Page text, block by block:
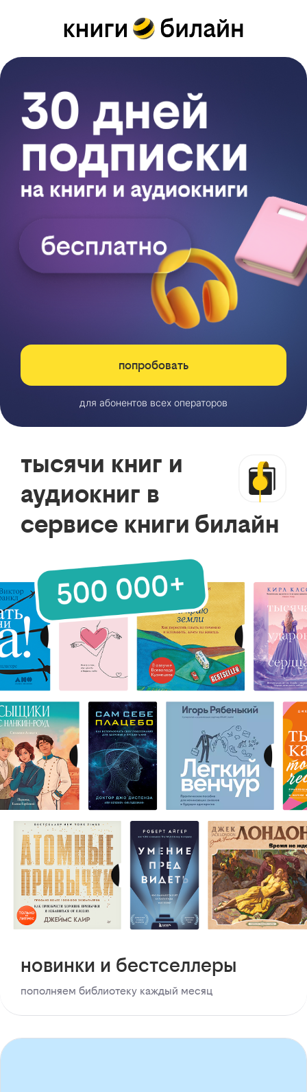
попробовать
для абонентов всех операторов
тысячи книг и
аудиокниг в
сервисе книги билайн
новинки и бестселлеры
пополняем библиотеку каждый месяц